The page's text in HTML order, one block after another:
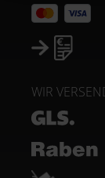
WIR